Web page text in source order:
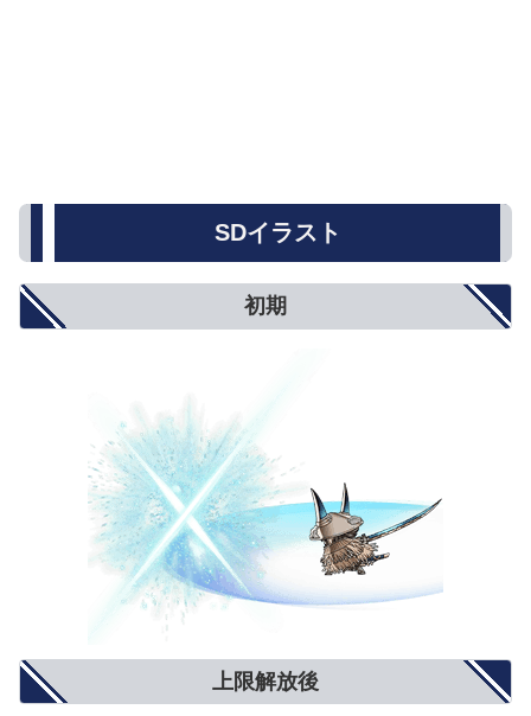
SDイラスト
初期
上限解放後